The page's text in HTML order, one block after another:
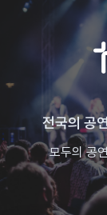
전국의 공
모두의 공